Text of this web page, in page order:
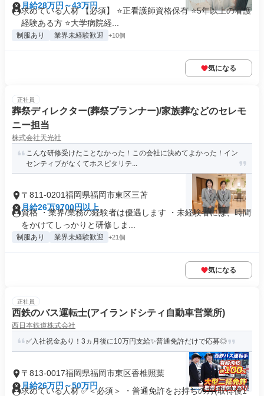
月給28万円～43万円
求めている人材 【必須】 ⭐正看護師資格保有 ⭐5年以上の看護
経験ある方 ⭐大学病院経...
制服あり 業界未経験歓迎 +10個
気になる
正社員
葬祭ディレクター(葬祭プランナー)/家族葬などのセレモ
ニー担当
株式会社天光社
こんな研修受けたことなかった！この会社に決めてよかった！イン
センティブがなくてホスピタリテ...
〒811-0201福岡県福岡市東区三苫
月給26万9700円以上
資格 ・業界/業務の経験者は優遇します ・未経験者には、時間
をかけてしっかりと研修しま...
制服あり 業界未経験歓迎 +21個
気になる
正社員
西鉄のバス運転士(アイランドシティ自動車営業所)
西日本鉄道株式会社
✅入社祝金あり！3ヵ月後に10万円支給✨普通免許だけで応募◎
〒813-0017福岡県福岡市東区香椎照葉
月給26万円～50万円
求めている人材 ✅＜必須＞ ・普通免許をお持ちの方(取得後1